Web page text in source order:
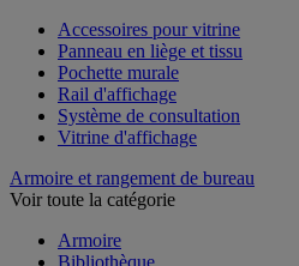
Accessoires pour vitrine
Panneau en liège et tissu
Pochette murale
Rail d'affichage
Système de consultation
Vitrine d'affichage
Armoire et rangement de bureau
Voir toute la catégorie
Armoire
Bibliothèque